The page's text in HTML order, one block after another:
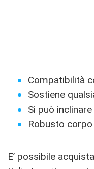
Compatibilità
Sostiene
Si può
Robusto
E’ possibile